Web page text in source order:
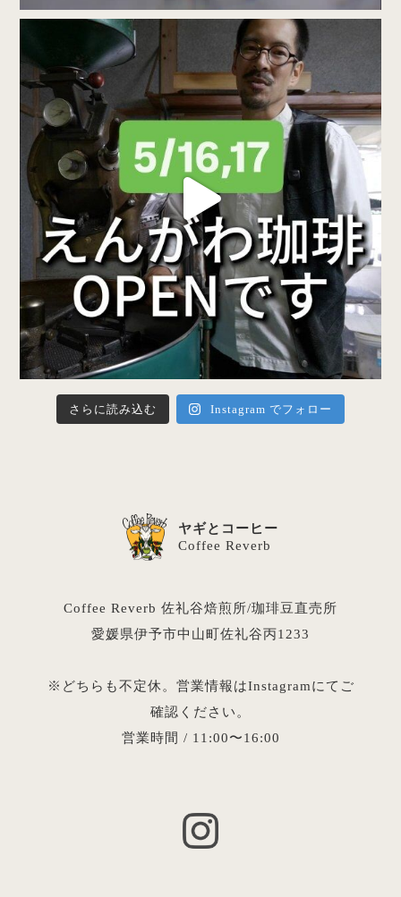
ヤギとコーヒー
Coffee Reverb
Coffee Reverb 佐礼谷焙煎所/珈琲豆直売所
愛媛県伊予市中山町佐礼谷丙1233
※どちらも不定休。営業情報はInstagramにてご
確認ください。
営業時間 / 11:00〜16:00
さらに読み込む Instagram でフォロー